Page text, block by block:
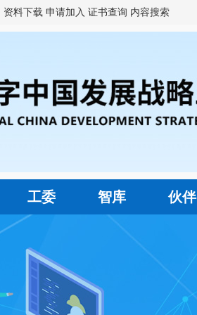
资料下载 申请加入 证书查询 内容搜索
工委 智库 伙伴